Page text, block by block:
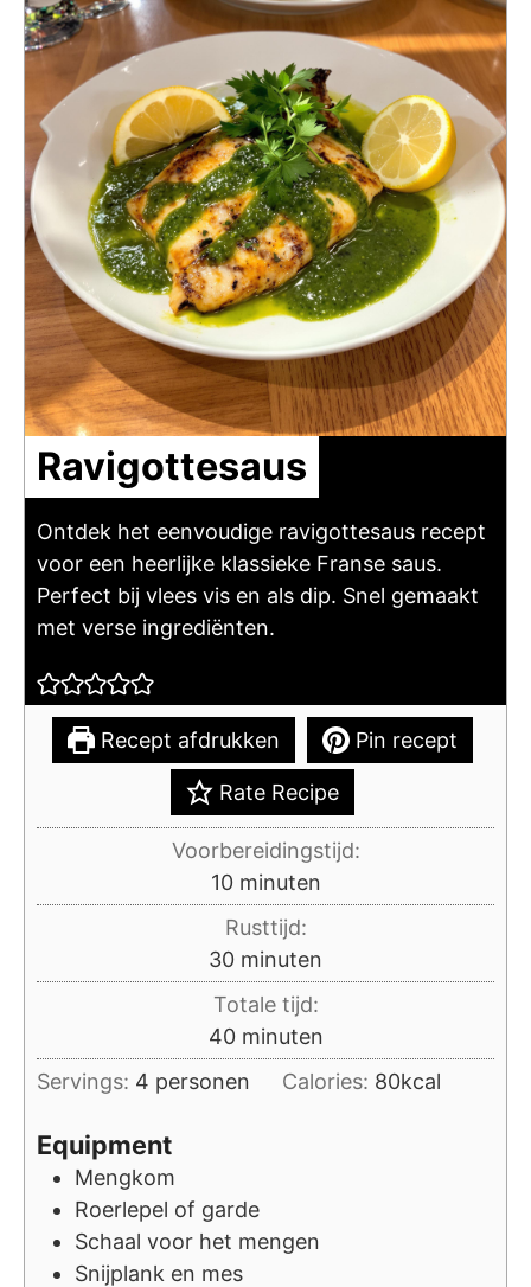
Ravigottesaus
Ontdek het eenvoudige ravigottesaus recept
voor een heerlijke klassieke Franse saus.
Perfect bij vlees vis en als dip. Snel gemaakt
met verse ingrediënten.
Recept afdrukken Pin recept
Rate Recipe
Voorbereidingstijd:
10minuten
minuten
Rusttijd:
30minuten
minuten
Totale tijd:
40minuten
minuten
Servings: 4 personen Calories: 80kcal
Equipment
Mengkom
Roerlepel of garde
Schaal voor het mengen
Snijplank en mes